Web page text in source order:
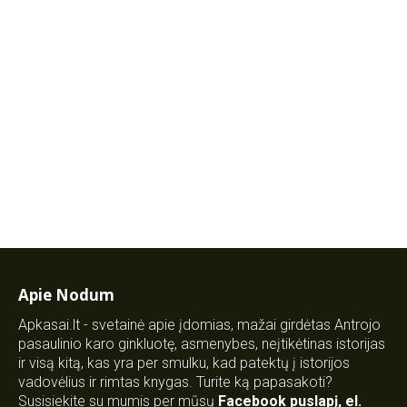
Apie Nodum
Apkasai.lt - svetainė apie įdomias, mažai girdėtas Antrojo
pasaulinio karo ginkluotę, asmenybes, neįtikėtinas istorijas
ir visą kitą, kas yra per smulku, kad patektų į istorijos
vadovėlius ir rimtas knygas. Turite ką papasakoti?
Susisiekite su mumis per mūsų Facebook puslapį, el.